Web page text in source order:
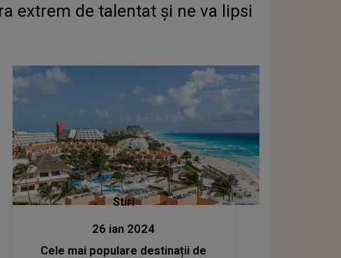
extrem de talentat și ne va lipsi
Stiri
26 ian 2024
Cele mai populare destinații de